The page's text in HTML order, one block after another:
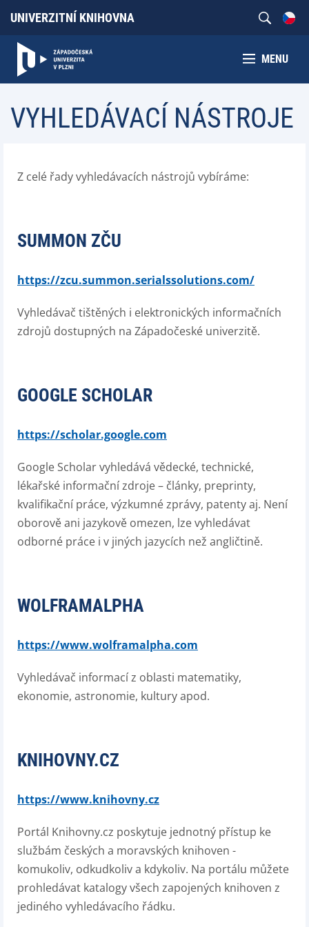
UNIVERZITNÍ KNIHOVNA
MENU
VYHLEDÁVACÍ NÁSTROJE
Z celé řady vyhledávacích nástrojů vybíráme:
SUMMON ZČU
https://zcu.summon.serialssolutions.com/
Vyhledávač tištěných i elektronických informačních
zdrojů dostupných na Západočeské univerzitě.
GOOGLE SCHOLAR
https://scholar.google.com
Google Scholar vyhledává vědecké, technické,
lékařské informační zdroje – články, preprinty,
kvalifikační práce, výzkumné zprávy, patenty aj. Není
oborově ani jazykově omezen, lze vyhledávat
odborné práce i v jiných jazycích než angličtině.
WOLFRAMALPHA
https://www.wolframalpha.com
Vyhledávač informací z oblasti matematiky,
ekonomie, astronomie, kultury apod.
KNIHOVNY.CZ
https://www.knihovny.cz
Portál Knihovny.cz poskytuje jednotný přístup ke
službám českých a moravských knihoven -
komukoliv, odkudkoliv a kdykoliv. Na portálu můžete
prohledávat katalogy všech zapojených knihoven z
jediného vyhledávacího řádku.